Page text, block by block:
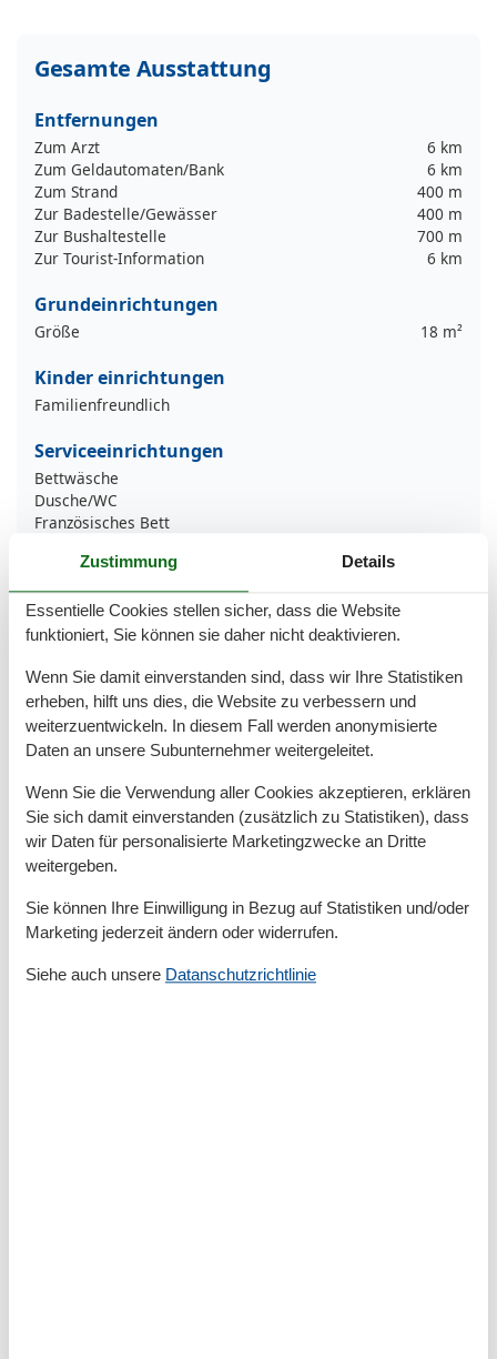
Gesamte Ausstattung
Entfernungen
Zum Arzt
6 km
Zum Geldautomaten/Bank
6 km
Zum Strand
400 m
Zur Badestelle/Gewässer
400 m
Zur Bushaltestelle
700 m
Zur Tourist-Information
6 km
Grundeinrichtungen
Größe 18 m²
Kinder einrichtungen
Familienfreundlich
Serviceeinrichtungen
Bettwäsche
Dusche/WC
Französisches Bett
Handtücher
Insektenschutz/Gaze
Internet - WLAN
Küche (offen)
Meerblick
Mikrowelle
Nichtraucher
Tiere nicht erlaubt
Umliegende einrichtungen
Garten zur Nutzung
Internet im öff. Bereich
Nichtraucherhaus
Zustimmung Details
Essentielle Cookies stellen sicher, dass die Website
funktioniert, Sie können sie daher nicht deaktivieren.
Wenn Sie damit einverstanden sind, dass wir Ihre Statistiken
erheben, hilft uns dies, die Website zu verbessern und
weiterzuentwickeln. In diesem Fall werden anonymisierte
Daten an unsere Subunternehmer weitergeleitet.
Wenn Sie die Verwendung aller Cookies akzeptieren, erklären
Sie sich damit einverstanden (zusätzlich zu Statistiken), dass
wir Daten für personalisierte Marketingzwecke an Dritte
weitergeben.
Sie können Ihre Einwilligung in Bezug auf Statistiken und/oder
Marketing jederzeit ändern oder widerrufen.
Siehe auch unsere Datanschutzrichtlinie